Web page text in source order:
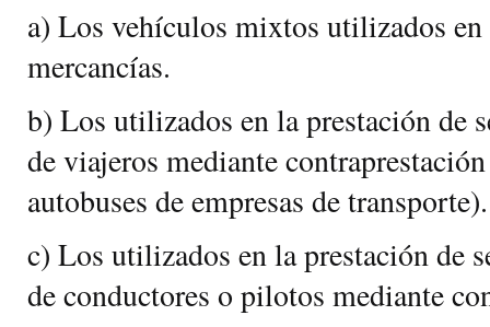
a) Los vehículos mixtos utilizados en
mercancías.
b) Los utilizados en la prestación de
de viajeros mediante
autobuses de empresas de transporte).
c) Los utilizados en la prestación de
de conductores o pilotos mediante